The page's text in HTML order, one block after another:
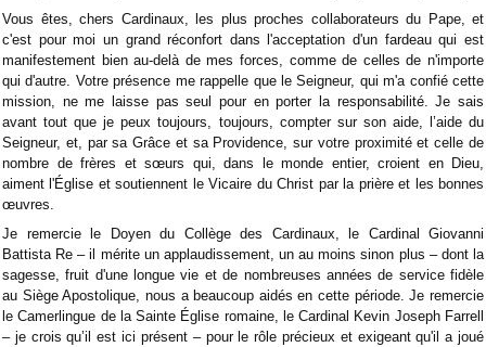
Vous êtes, chers Cardinaux, les plus proches collaborateurs du Pape, et
c'est pour moi un grand réconfort dans l'acceptation d'un fardeau qui est
manifestement bien au-delà de mes forces, comme de celles de n'importe
qui d'autre. Votre présence me rappelle que le Seigneur, qui m'a confié cette
mission, ne me laisse pas seul pour en porter la responsabilité. Je sais
avant tout que je peux toujours, toujours, compter sur son aide, l’aide du
Seigneur, et, par sa Grâce et sa Providence, sur votre proximité et celle de
nombre de frères et sœurs qui, dans le monde entier, croient en Dieu,
aiment l'Église et soutiennent le Vicaire du Christ par la prière et les bonnes
œuvres.
Je remercie le Doyen du Collège des Cardinaux, le Cardinal Giovanni
Battista Re – il mérite un applaudissement, un au moins sinon plus – dont la
sagesse, fruit d'une longue vie et de nombreuses années de service fidèle
au Siège Apostolique, nous a beaucoup aidés en cette période. Je remercie
le Camerlingue de la Sainte Église romaine, le Cardinal Kevin Joseph Farrell
– je crois qu’il est ici présent – pour le rôle précieux et exigeant qu'il a joué